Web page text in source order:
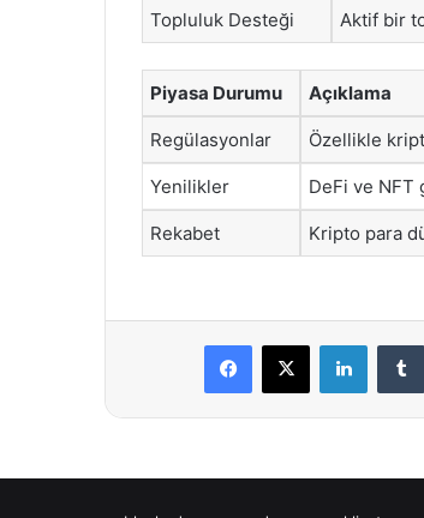
Topluluk Desteği Aktif bir
Piyasa Durumu Açıklama
Regülasyonlar Özellikle
Yenilikler DeFi ve NFT
Rekabet Kripto para
Facebook
X LinkedIn